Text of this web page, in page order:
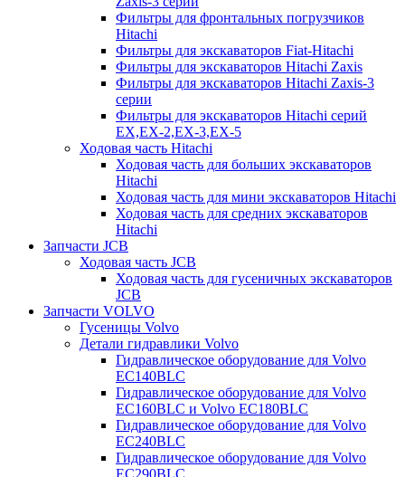
Фильтры для фронтальных погрузчиков
Hitachi
Фильтры для экскаваторов Fiat-Hitachi
Фильтры для экскаваторов Hitachi Zaxis
Фильтры для экскаваторов Hitachi Zaxis-3
серии
Фильтры для экскаваторов Hitachi серий
EX,EX-2,EX-3,EX-5
Ходовая часть Hitachi
Ходовая часть для больших экскаваторов
Hitachi
Ходовая часть для мини экскаваторов Hitachi
Ходовая часть для средних экскаваторов
Hitachi
Запчасти JCB
Ходовая часть JCB
Ходовая часть для гусеничных экскаваторов
JCB
Запчасти VOLVO
Гусеницы Volvo
Детали гидравлики Volvo
Гидравлическое оборудование для Volvo
EC140BLC
Гидравлическое оборудование для Volvo
EC160BLC и Volvo EC180BLC
Гидравлическое оборудование для Volvo
EC240BLC
Гидравлическое оборудование для Volvo
EC290BLC